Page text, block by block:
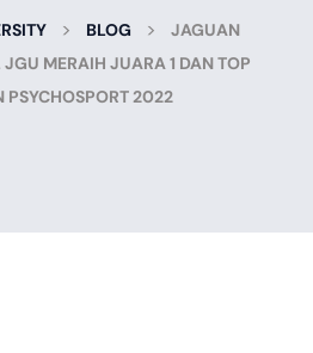
> BLOG >
JAGUAN
JGU MERAIH JUARA 1 DAN TOP
PSYCHOSPORT 2022